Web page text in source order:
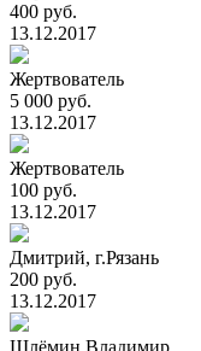
400 руб.
13.12.2017
Жертвователь
5 000 руб.
13.12.2017
Жертвователь
100 руб.
13.12.2017
Дмитрий, г.Рязань
200 руб.
13.12.2017
Шлёмин Владимир